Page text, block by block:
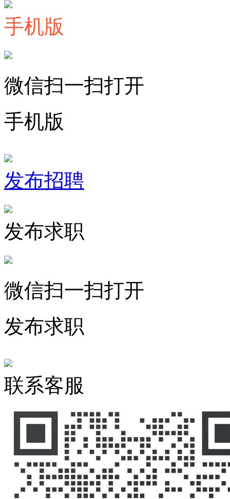
手机版
微信扫一扫打开
手机版
发布招聘
发布求职
微信扫一扫打开
发布求职
联系客服